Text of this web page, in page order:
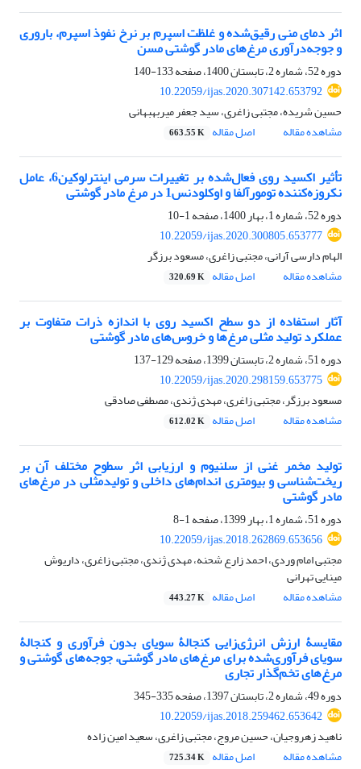
اثر دمای‎ ‎منی رقیق‌شده و غلظت اسپرم بر نرخ نفوذ اسپرم، باروری
و جوجه‌درآوری‎ ‎مرغ‌های مادر ‏گوشتی مسن
دوره 52، شماره 2، تابستان 1400، صفحه
133-140
10.22059/ijas.2020.307142.653792
حسین شریده، مجتبی زاغری، سید جعفر میربهبهانی
مشاهده مقاله
اصل مقاله 663.55 K
تأثیر اکسید روی فعال‌شده بر تغییرات سرمی اینترلوکین‌6، عامل
نکروزه‌کننده تومورآلفا و اوکلودنس‌1 ‏در مرغ مادر گوشتی
دوره 52، شماره 1، بهار 1400، صفحه
1-10
10.22059/ijas.2020.300805.653777
الهام دارسی آرانی، مجتبی زاغری، مسعود برزگر
مشاهده مقاله
اصل مقاله 320.69 K
آثار استفاده از دو سطح اکسید روی با اندازه ذرات متفاوت بر
عملکرد تولید مثلی مرغ‌ها و ‏خروس‌های مادر گوشتی
دوره 51، شماره 2، تابستان 1399، صفحه
129-137
10.22059/ijas.2020.298159.653775
مسعود برزگر، مجتبی زاغری، مهدی ژندی، مصطفی صادقی
مشاهده مقاله
اصل مقاله 612.02 K
تولید مخمر غنی از سلنیوم و ارزیابی اثر سطوح مختلف آن بر
ریخت‌شناسی و بیومتری اندام‌های ‏داخلی و تولیدمثلی در مرغ‌های
مادر گوشتی
دوره 51، شماره 1، بهار 1399، صفحه
1-8
10.22059/ijas.2018.262869.653656
مجتبی امام وردی، احمد زارع شحنه، مهدی ژندی، مجتبی زاغری، داریوش
مینایی تهرانی
مشاهده مقاله
اصل مقاله 443.27 K
مقایسۀ ارزش انرژی‌زایی کنجالۀ سویای بدون فرآوری و کنجالۀ
سویای فرآوری‌شده برای مرغ‌های‌ مادر گوشتی، جوجه‌های گوشتی و
مرغ‌های تخم‌گذار تجاری
دوره 49، شماره 2، تابستان 1397، صفحه
335-345
10.22059/ijas.2018.259462.653642
ناهید زهروجیان، حسین مروج، مجتبی زاغری، سعید امین زاده
مشاهده مقاله
اصل مقاله 725.34 K